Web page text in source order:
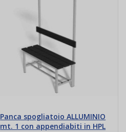
Panca spogliatoio ALLUMINIO
mt. 1 con appendiabiti in HPL